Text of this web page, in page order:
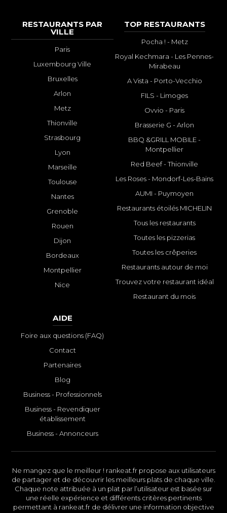
RESTAURANTS PAR
VILLE
Paris
Luxembourg Ville
Bruxelles
Arlon
Metz
Thionville
Strasbourg
Lyon
Marseille
Toulouse
Nantes
Grenoble
Rouen
Dijon
Bordeaux
Montpellier
Nice
TOP RESTAURANTS
Pocha ! - Metz
Royal Kechmara - Les Pennes-
Mirabeau
A Vista - Porto-Vecchio
FILS - Limoges
Ovvio - Paris
Brasserie G - Arlon
BBQ &GRILL MOBILE -
Montpellier
Red Beef - Thionville
Les Roses - Mondorf-Les-Bains
AUMI - Puymoyen
Restaurants étoilés MICHELIN
Tous les restaurants
Toutes les pizzerias
Toutes les crêperies
Restaurants autour de moi
Trouvez votre restaurant idéal
Restaurant du mois
AIDE
Foire aux questions (FAQ)
Contact
Partenaires
Blog
Business - Professionnels
Business - Revendiquer
établissement
Business - Annonceurs
Ne mangez que le meilleur ! rankeat.fr propose aux utilisateurs
de partager et de découvrir les meilleurs plats de chaque ville.
Chaque note attribuée à un plat par l’utilisateur est basée sur
une réelle expérience et différents critères pertinents
permettant à rankeat.fr de délivrer une information objective